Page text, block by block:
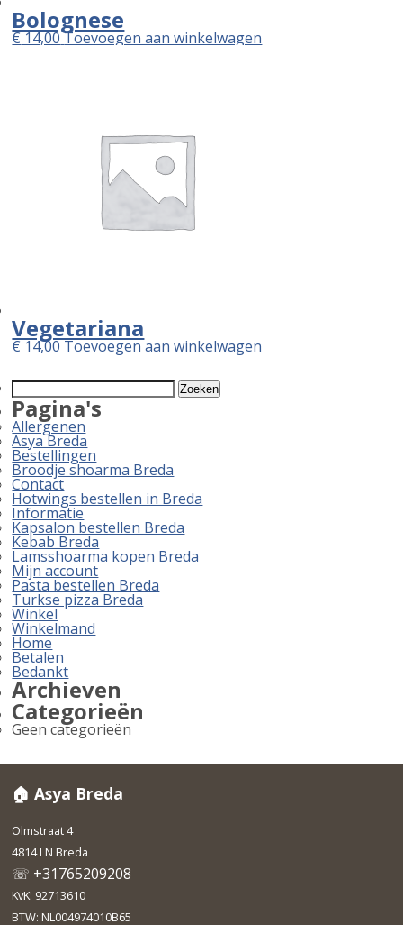
Bolognese
€14,00 Toevoegen aan winkelwagen
Vegetariana
€14,00Toevoegen aan winkelwagen
Zoeken
naar:
Pagina's
Allergenen
Asya Breda
Bestellingen
Broodje shoarma Breda
Contact
Hotwings bestellen in Breda
Informatie
Kapsalon bestellen Breda
Kebab Breda
Lamsshoarma kopen Breda
Mijn account
Pasta bestellen Breda
Turkse pizza Breda
Winkel
Winkelmand
Home
Betalen
Bedankt
Archieven
Categorieën
Geen categorieën
🏠 Asya Breda
Olmstraat 4
4814 LN Breda
☏ +31765209208
KvK: 92713610
BTW: NL004974010B65